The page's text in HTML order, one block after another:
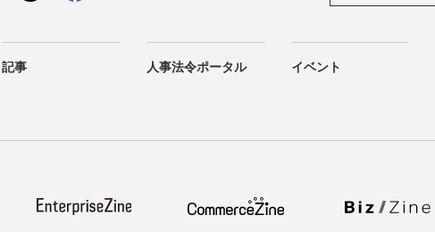
記事 人事法令ポータル イベント